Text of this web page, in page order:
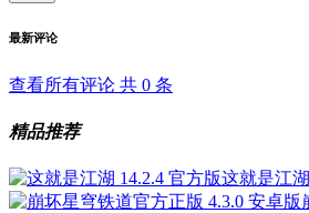
最新评论
查看所有评论 共 0 条
精品推荐
这就是江